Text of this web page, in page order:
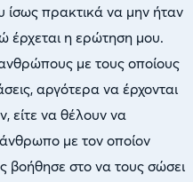
ίσως πρακτικά να μην ήταν
έρχεται η ερώτηση μου.
με τους οποίους
αργότερα να έρχονται
είτε να θέλουν να
με τον οποίον
βοήθησε στο να τους σώσει